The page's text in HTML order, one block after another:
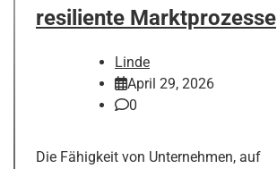
resiliente Marktprozesse
Linde
April 29, 2026
0
Die Fähigkeit von Unternehmen, auf